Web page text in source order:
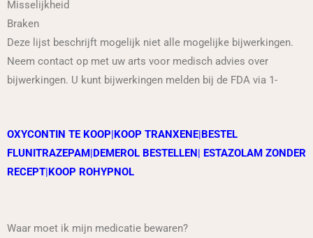
Misselijkheid
Braken
Deze lijst beschrijft mogelijk niet alle mogelijke bijwerkingen.
Neem contact op met uw arts voor medisch advies over
bijwerkingen. U kunt bijwerkingen melden bij de FDA via 1-
OXYCONTIN TE KOOP|KOOP TRANXENE|BESTEL
FLUNITRAZEPAM|DEMEROL BESTELLEN| ESTAZOLAM ZONDER
RECEPT|KOOP ROHYPNOL
Waar moet ik mijn medicatie bewaren?